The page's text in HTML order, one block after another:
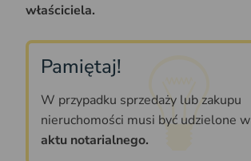
właściciela.
Pamiętaj!
W przypadku sprzedaży lub zakupu
nieruchomości musi być udzielone w
aktu notarialnego.